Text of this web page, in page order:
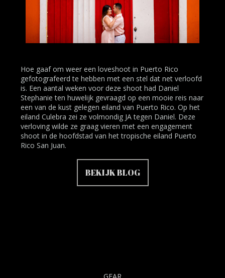
Hoe gaaf om weer een loveshoot in Puerto Rico
gefotografeerd te hebben met een stel dat net verloofd
is. Een aantal weken voor deze shoot had Daniel
Stephanie ten huwelijk gevraagd op een mooie reis naar
een van de kust gelegen eiland van Puerto Rico. Op het
eiland Culebra zei ze volmondig JA tegen Daniel. Deze
verloving wilde ze graag vieren met een engagement
shoot in de hoofdstad van het tropische eiland Puerto
Rico San Juan.
BEKIJK BLOG